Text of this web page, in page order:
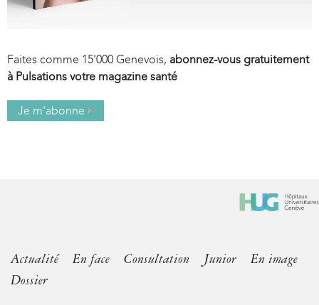
Faites comme 15'000 Genevois, abonnez-vous gratuitement
à Pulsations votre magazine santé
Je m'abonne(
t
Actualité En face Consultation Junior
En image
Dossier